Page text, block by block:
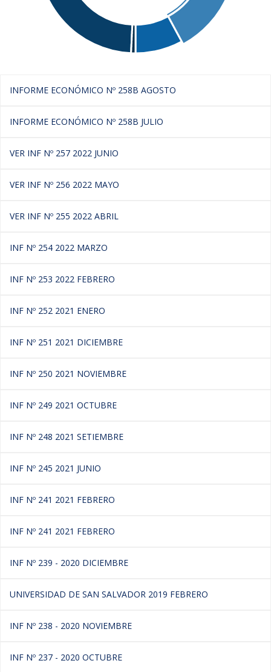
INFORME ECONÓMICO Nº 258B AGOSTO
INFORME ECONÓMICO Nº 258B JULIO
VER INF Nº 257 2022 JUNIO
VER INF Nº 256 2022 MAYO
VER INF Nº 255 2022 ABRIL
INF Nº 254 2022 MARZO
INF Nº 253 2022 FEBRERO
INF Nº 252 2021 ENERO
INF Nº 251 2021 DICIEMBRE
INF Nº 250 2021 NOVIEMBRE
INF Nº 249 2021 OCTUBRE
INF Nº 248 2021 SETIEMBRE
INF Nº 245 2021 JUNIO
INF Nº 241 2021 FEBRERO
INF Nº 241 2021 FEBRERO
INF Nº 239 - 2020 DICIEMBRE
UNIVERSIDAD DE SAN SALVADOR 2019 FEBRERO
INF Nº 238 - 2020 NOVIEMBRE
INF Nº 237 - 2020 OCTUBRE